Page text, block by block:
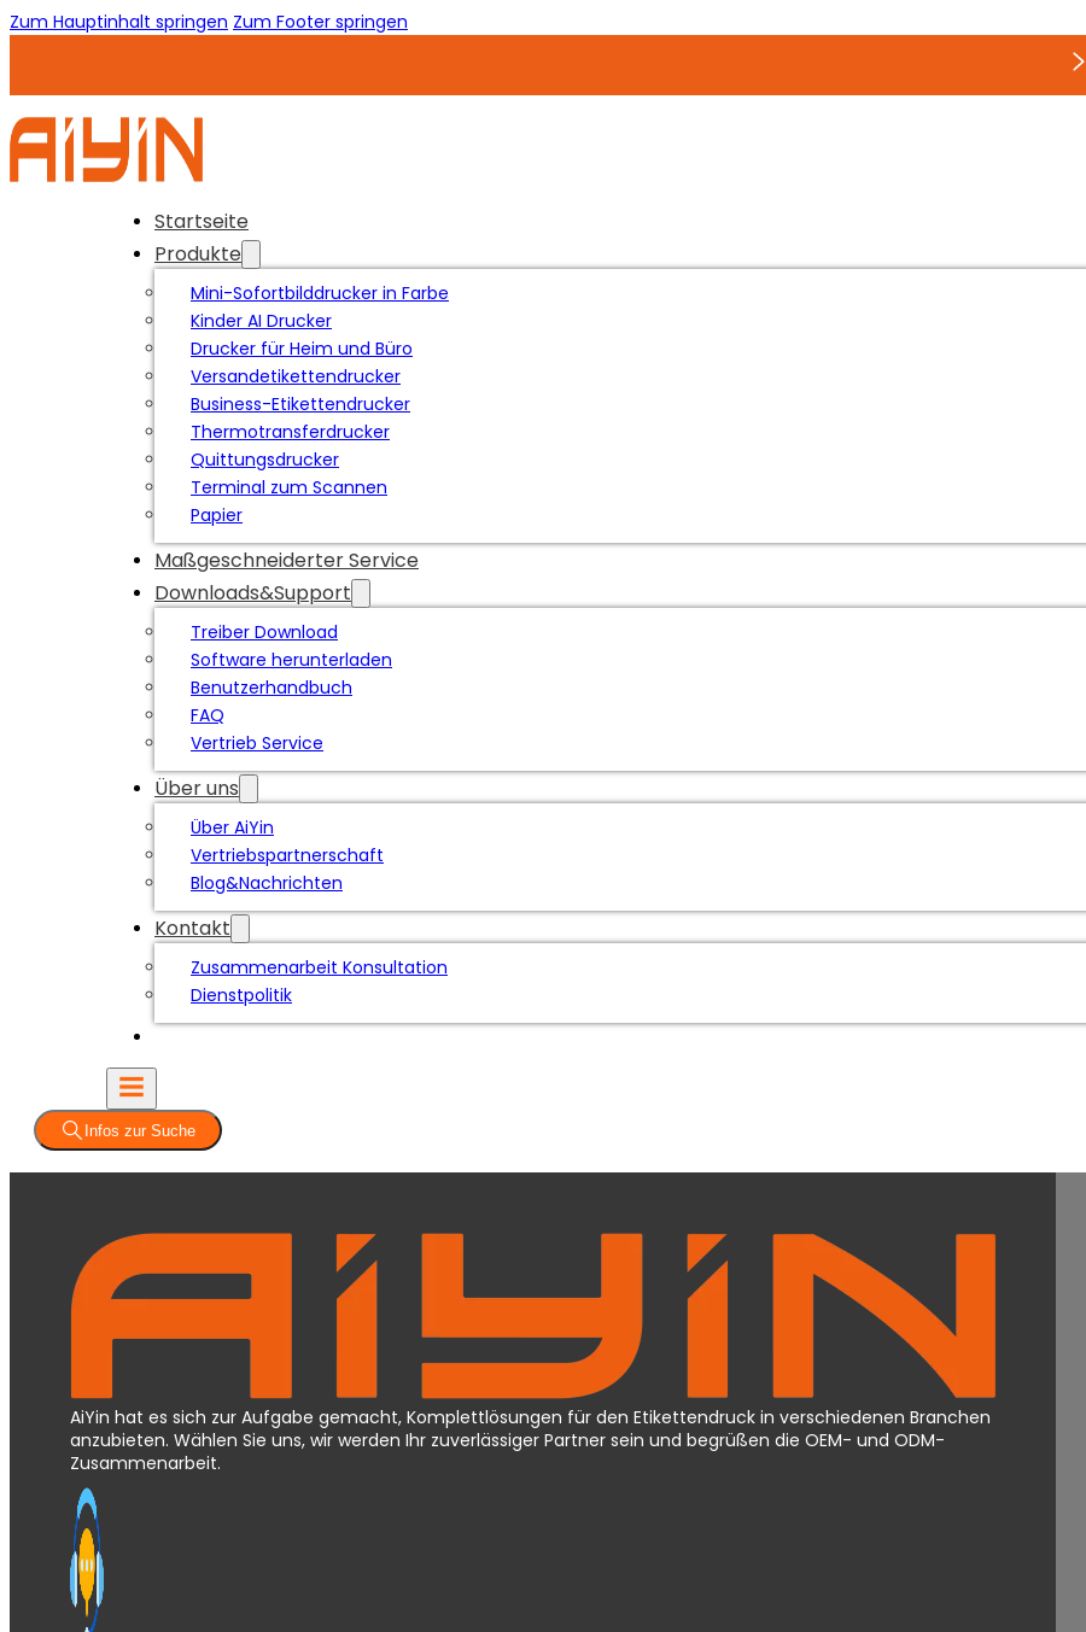
Zum Hauptinhalt springen Zum Footer springen
Startseite
Produkte
Mini-Sofortbilddrucker in Farbe
Kinder AI Drucker
Drucker für Heim und Büro
Versandetikettendrucker
Business-Etikettendrucker
Thermotransferdrucker
Quittungsdrucker
Terminal zum Scannen
Papier
Maßgeschneiderter Service
Downloads&Support
Treiber Download
Software herunterladen
Benutzerhandbuch
FAQ
Vertrieb Service
Über uns
Über AiYin
Vertriebspartnerschaft
Blog&Nachrichten
Kontakt
Zusammenarbeit Konsultation
Dienstpolitik
Infos zur Suche
AiYin hat es sich zur Aufgabe gemacht, Komplettlösungen für den Etikettendruck in verschiedenen Branchen
anzubieten. Wählen Sie uns, wir werden Ihr zuverlässiger Partner sein und begrüßen die OEM- und ODM-
Zusammenarbeit.